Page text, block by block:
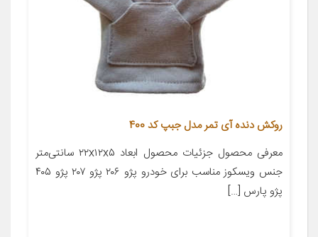
روکش دنده آی تمر مدل جبپ کد 400
معرفی محصول جزئیات محصول ابعاد ۲۲x۱۲x۵ سانتی‌متر
جنس ویسکوز مناسب برای خودرو پژو ۲۰۶ پژو ۲۰۷ پژو ۴۰۵
پژو پارس […]